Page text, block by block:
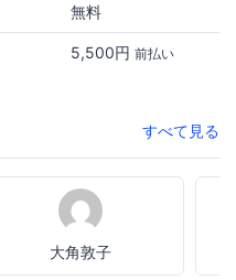
無料
5,500円 前払い
すべて見る
大角敦子